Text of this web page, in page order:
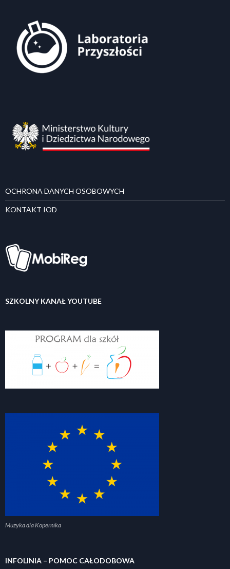
OCHRONA DANYCH OSOBOWYCH
KONTAKT IOD
SZKOLNY KANAŁ YOUTUBE
Muzyka dla Kopernika
INFOLINIA – POMOC CAŁODOBOWA